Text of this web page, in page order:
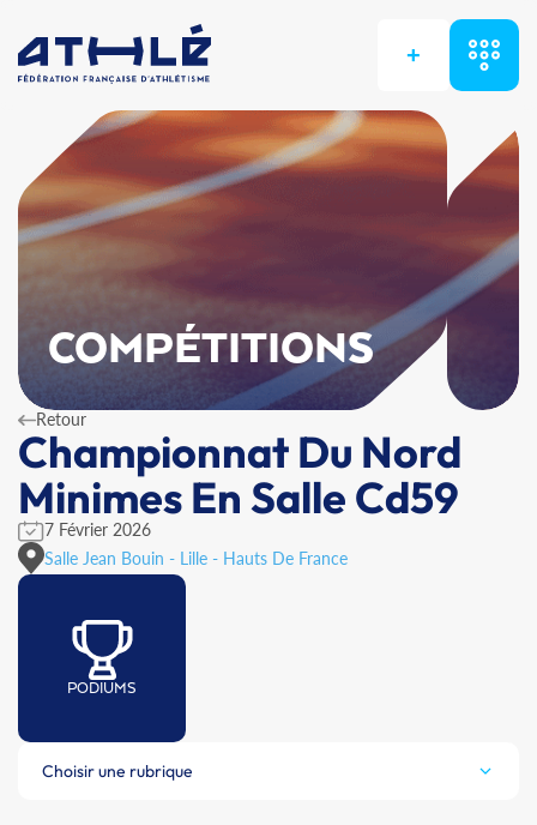
+
COMPÉTITIONS
Retour
Championnat Du Nord
Minimes En Salle Cd59
7 Février 2026
Salle Jean Bouin - Lille - Hauts De France
PODIUMS
Choisir une rubrique